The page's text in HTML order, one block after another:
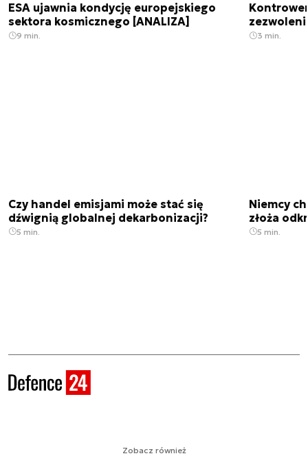
ESA ujawnia kondycję europejskiego
sektora kosmicznego [ANALIZA]
9 min. 3 min.
Czy handel emisjami może stać się
dźwignią globalnej dekarbonizacji?
5 min.
Niemcy
złoża
5 min.
Zobacz również